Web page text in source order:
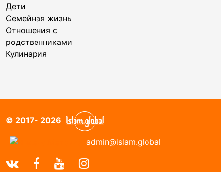
Дети
Семейная жизнь
Отношения с
родственниками
Кулинария
© 2017- 2026
admin@islam.global